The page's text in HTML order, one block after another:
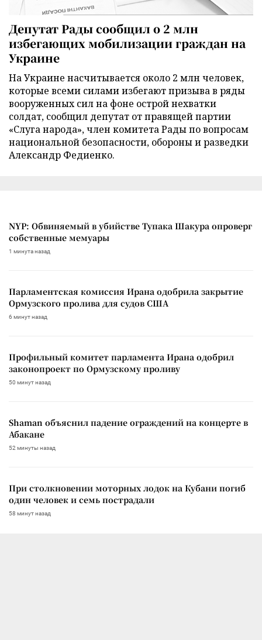
Депутат Рады сообщил о 2 млн
избегающих мобилизации граждан на
Украине
На Украине насчитывается около 2 млн человек,
которые всеми силами избегают призыва в ряды
вооруженных сил на фоне острой нехватки
солдат, сообщил депутат от правящей партии
«Слуга народа», член комитета Рады по вопросам
национальной безопасности, обороны и разведки
Александр Федиенко.
NYP: Обвиняемый в убийстве Тупака Шакура опроверг
собственные мемуары
1 минута назад
Парламентская комиссия Ирана одобрила закрытие
Ормузского пролива для судов США
6 минут назад
Профильный комитет парламента Ирана одобрил
законопроект по Ормузскому проливу
50 минут назад
Shaman объяснил падение ограждений на концерте в
Абакане
52 минуты назад
При столкновении моторных лодок на Кубани погиб
один человек и семь пострадали
58 минут назад